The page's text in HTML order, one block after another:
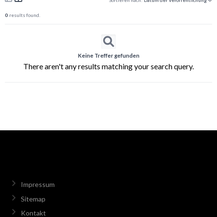
0 results found.
Keine Treffer gefunden
There aren't any results matching your search query.
Impressum
Sitemap
Kontakt